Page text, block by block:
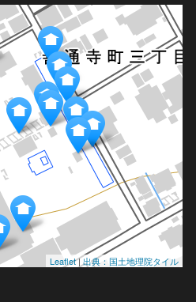
Leaflet|出典：国土地理院タイル